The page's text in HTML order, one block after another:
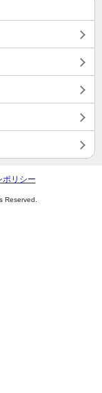
ポリシー
Reserved.